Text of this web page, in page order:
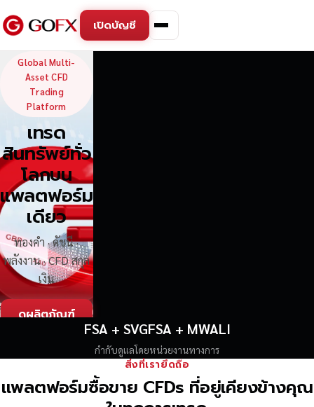
เปิดบัญชี
GoFX — Global Multi-
Global Multi-
Asset CFD
Trading
Platform
เทรด
สินทรัพย์ทั่ว
โลกบน
แพลตฟอร์ม
เดียว
ทองคำ · ดัชนี ·
พลังงาน · CFD สกุล
เงิน
ดูผลิตภัณฑ์
FSA + SVGFSA + MWALI
กำกับดูแลโดยหน่วยงานทางการ
สิ่งที่เรายึดถือ
แพลตฟอร์มซื้อขาย CFDs ที่อยู่เคียงข้างคุณ